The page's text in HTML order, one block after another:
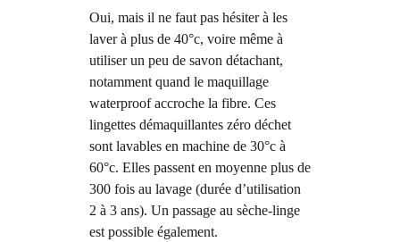
Oui, mais il ne faut pas hésiter à les
laver à plus de 40°c, voire même à
utiliser un peu de savon détachant,
notamment quand le maquillage
waterproof accroche la fibre. Ces
lingettes démaquillantes zéro déchet
sont lavables en machine de 30°c à
60°c. Elles passent en moyenne plus de
300 fois au lavage (durée d’utilisation
2 à 3 ans). Un passage au sèche-linge
est possible également.